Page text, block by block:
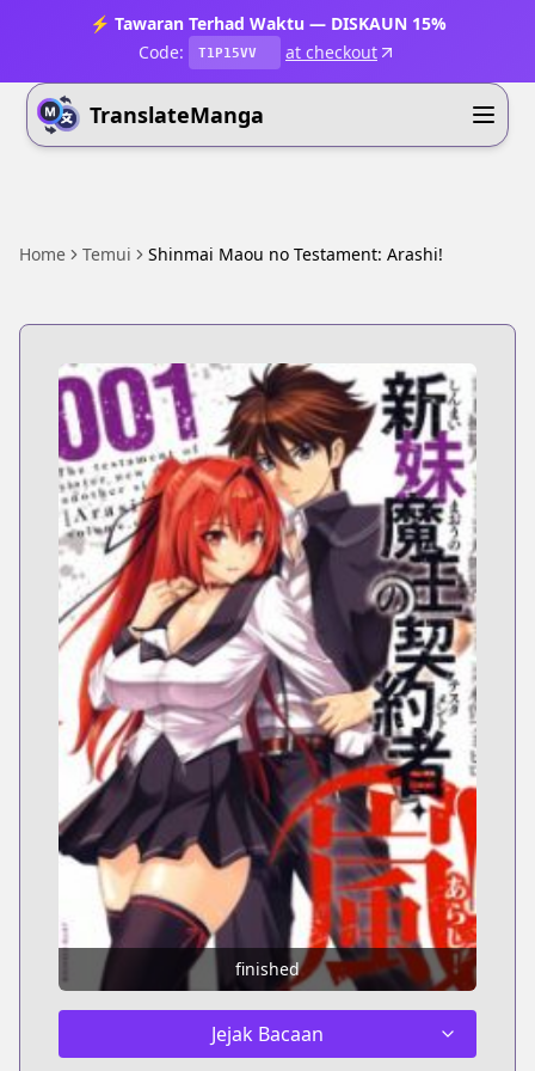
⚡ Tawaran Terhad Waktu — DISKAUN 15%
Code:
T1P15VV at checkout
TranslateManga
Home Temui Shinmai Maou no Testament: Arashi!
finished
Jejak Bacaan